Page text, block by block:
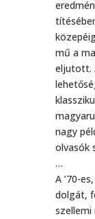
mű a
eljutott.
nagy
olvasók
…
A ’70-
dolgát,
szellemi